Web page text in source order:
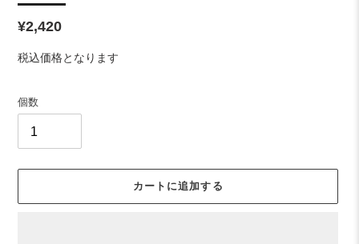
通
価
¥2,420
税込価格となります
個数
カートに追加する